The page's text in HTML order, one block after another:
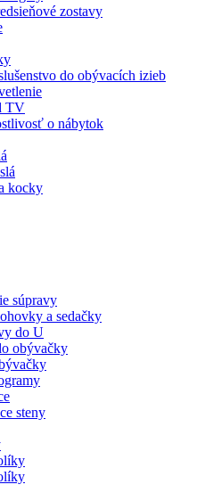
zostavy
do obývacích izieb
TV
o nábytok
kocky
súpravy
a sedačky
do U
obývačky
steny